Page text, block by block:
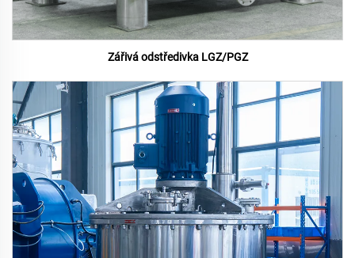
Zářivá odstředivka LGZ/PGZ